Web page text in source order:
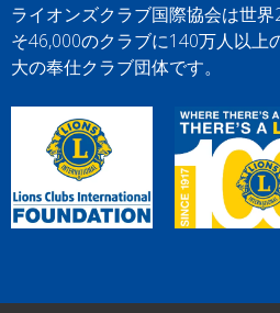
ライオンズクラブ国際協会は世
そ46,000のクラブに140万人以上
大の奉仕クラブ団体です。